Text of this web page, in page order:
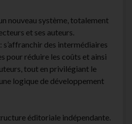
nouveau système, totalement
et ses auteurs.
s’affranchir des intermédiaires
pour réduire les coûts et ainsi
tout en privilégiant le
logique de développement
éditoriale indépendante.